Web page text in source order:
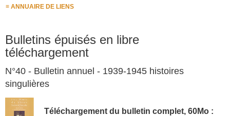
≡ ANNUAIRE DE LIENS
Bulletins épuisés en libre
téléchargement
N°40 - Bulletin annuel - 1939-1945 histoires
singulières
Téléchargement du bulletin complet, 60Mo :